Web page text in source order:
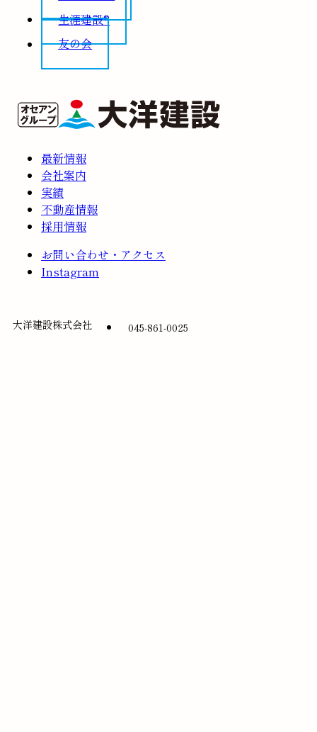
生涯建設®
友の会
最新情報
会社案内
実績
不動産情報
採用情報
お問い合わせ・アクセス
Instagram
大洋建設株式会社 045-861-0025